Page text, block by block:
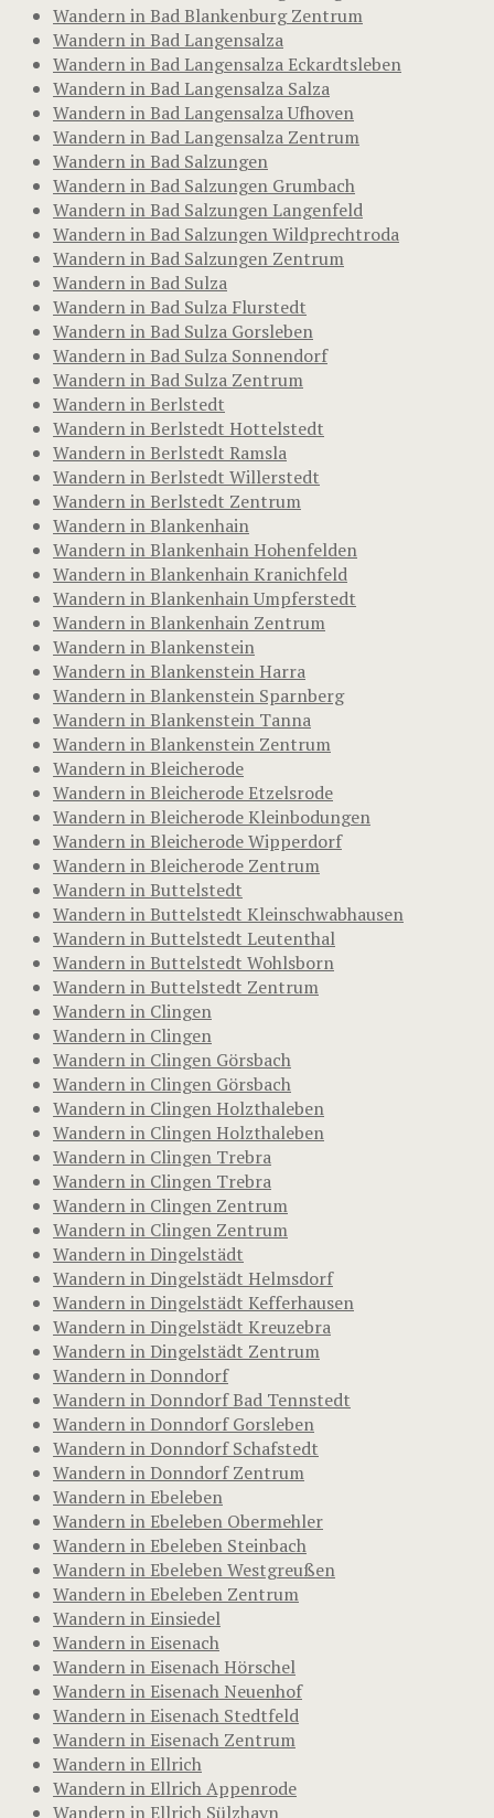
Wandern in Bad Blankenburg Zentrum
Wandern in Bad Langensalza
Wandern in Bad Langensalza Eckardtsleben
Wandern in Bad Langensalza Salza
Wandern in Bad Langensalza Ufhoven
Wandern in Bad Langensalza Zentrum
Wandern in Bad Salzungen
Wandern in Bad Salzungen Grumbach
Wandern in Bad Salzungen Langenfeld
Wandern in Bad Salzungen Wildprechtroda
Wandern in Bad Salzungen Zentrum
Wandern in Bad Sulza
Wandern in Bad Sulza Flurstedt
Wandern in Bad Sulza Gorsleben
Wandern in Bad Sulza Sonnendorf
Wandern in Bad Sulza Zentrum
Wandern in Berlstedt
Wandern in Berlstedt Hottelstedt
Wandern in Berlstedt Ramsla
Wandern in Berlstedt Willerstedt
Wandern in Berlstedt Zentrum
Wandern in Blankenhain
Wandern in Blankenhain Hohenfelden
Wandern in Blankenhain Kranichfeld
Wandern in Blankenhain Umpferstedt
Wandern in Blankenhain Zentrum
Wandern in Blankenstein
Wandern in Blankenstein Harra
Wandern in Blankenstein Sparnberg
Wandern in Blankenstein Tanna
Wandern in Blankenstein Zentrum
Wandern in Bleicherode
Wandern in Bleicherode Etzelsrode
Wandern in Bleicherode Kleinbodungen
Wandern in Bleicherode Wipperdorf
Wandern in Bleicherode Zentrum
Wandern in Buttelstedt
Wandern in Buttelstedt Kleinschwabhausen
Wandern in Buttelstedt Leutenthal
Wandern in Buttelstedt Wohlsborn
Wandern in Buttelstedt Zentrum
Wandern in Clingen
Wandern in Clingen
Wandern in Clingen Görsbach
Wandern in Clingen Görsbach
Wandern in Clingen Holzthaleben
Wandern in Clingen Holzthaleben
Wandern in Clingen Trebra
Wandern in Clingen Trebra
Wandern in Clingen Zentrum
Wandern in Clingen Zentrum
Wandern in Dingelstädt
Wandern in Dingelstädt Helmsdorf
Wandern in Dingelstädt Kefferhausen
Wandern in Dingelstädt Kreuzebra
Wandern in Dingelstädt Zentrum
Wandern in Donndorf
Wandern in Donndorf Bad Tennstedt
Wandern in Donndorf Gorsleben
Wandern in Donndorf Schafstedt
Wandern in Donndorf Zentrum
Wandern in Ebeleben
Wandern in Ebeleben Obermehler
Wandern in Ebeleben Steinbach
Wandern in Ebeleben Westgreußen
Wandern in Ebeleben Zentrum
Wandern in Einsiedel
Wandern in Eisenach
Wandern in Eisenach Hörschel
Wandern in Eisenach Neuenhof
Wandern in Eisenach Stedtfeld
Wandern in Eisenach Zentrum
Wandern in Ellrich
Wandern in Ellrich Appenrode
Wandern in Ellrich Sülzhayn